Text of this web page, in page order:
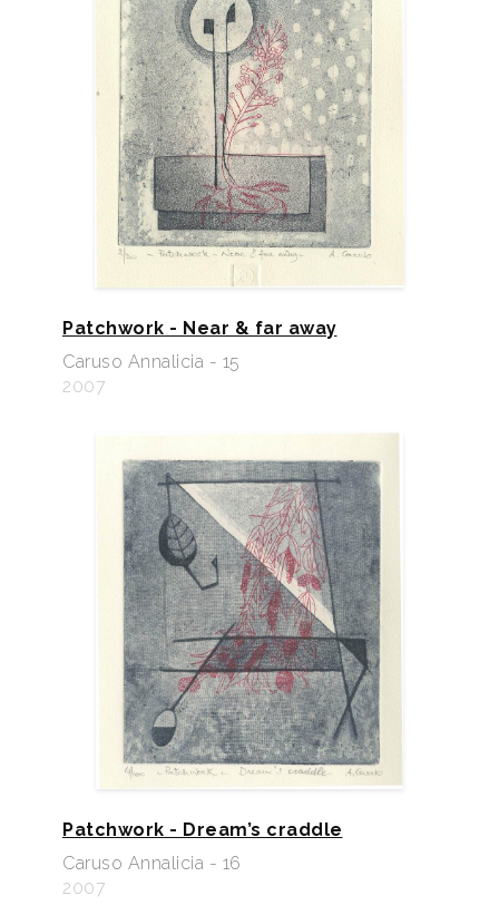
Patchwork - Near & far away
Caruso Annalicia - 15
2007
Patchwork - Dream’s craddle
Caruso Annalicia - 16
2007